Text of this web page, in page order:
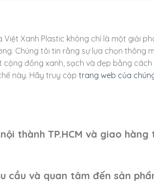
Việt Xanh Plastic không chỉ là một giải
Chúng tôi tin rằng sự lựa chọn thông
đồng xanh, sạch và đẹp bằng
này. Hãy truy cập trang web của
thành TP.HCM và giao
cầu và quan tâm đến sản